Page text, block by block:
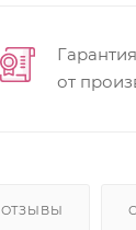
от
ОТЗЫВЫ